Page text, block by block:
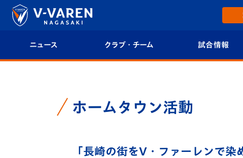
ニュース クラブ・チーム
エンブレム紹介
試合情報
U-21 Jリーグ関連
ホームタウン活動
「長崎の街をV・ファーレンで